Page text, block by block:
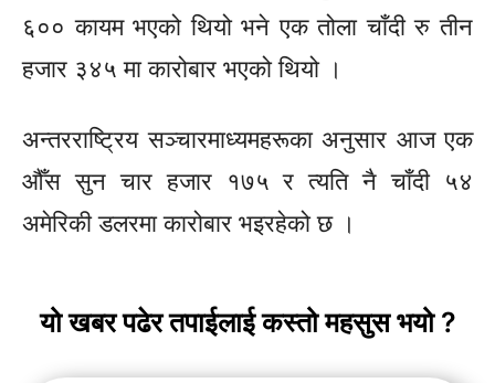
६०० कायम भएको थियो भने एक तोला चाँदी रु तीन
हजार ३४५ मा कारोबार भएको थियो ।
अन्तरराष्ट्रिय सञ्चारमाध्यमहरूका अनुसार आज एक
औँस सुन चार हजार १७५ र त्यति नै चाँदी ५४
अमेरिकी डलरमा कारोबार भइरहेको छ ।
यो खबर पढेर तपाईलाई कस्तो महसुस भयो ?